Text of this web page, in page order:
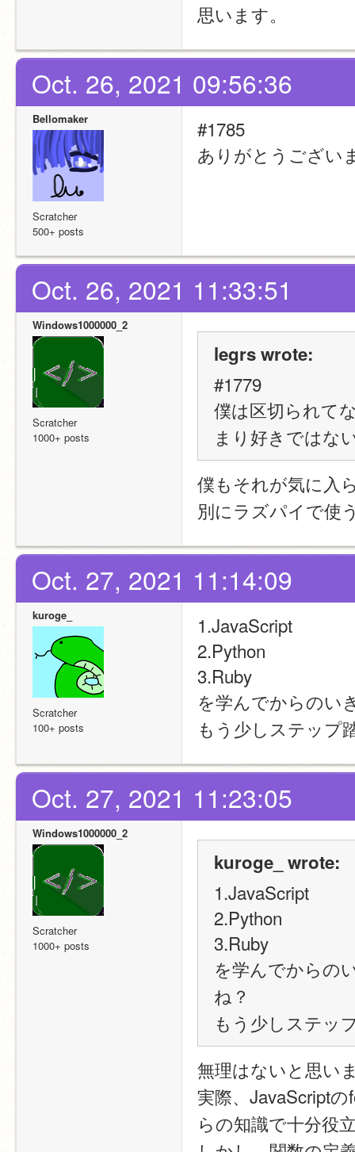
思います。
Oct. 26, 2021 09:56:36
Bellomaker
Scratcher
500+ posts
#1785
ありがとうござい
Oct. 26, 2021 11:33:51
Windows1000000_2
Scratcher
1000+ posts
legrs wrote:
#1779
僕は区切られて
まり好きではな
僕もそれが気に入
別にラズパイで使
Oct. 27, 2021 11:14:09
kuroge_
Scratcher
100+ posts
1.JavaScript
2.Python
3.Ruby
を学んでからのい
もう少しステップ
Oct. 27, 2021 11:23:05
Windows1000000_2
Scratcher
1000+ posts
kuroge_ wrote:
1.JavaScript
2.Python
3.Ruby
を学んでからの
ね？
もう少しステッ
無理はないと思い
実際、JavaScript
らの知識で十分役